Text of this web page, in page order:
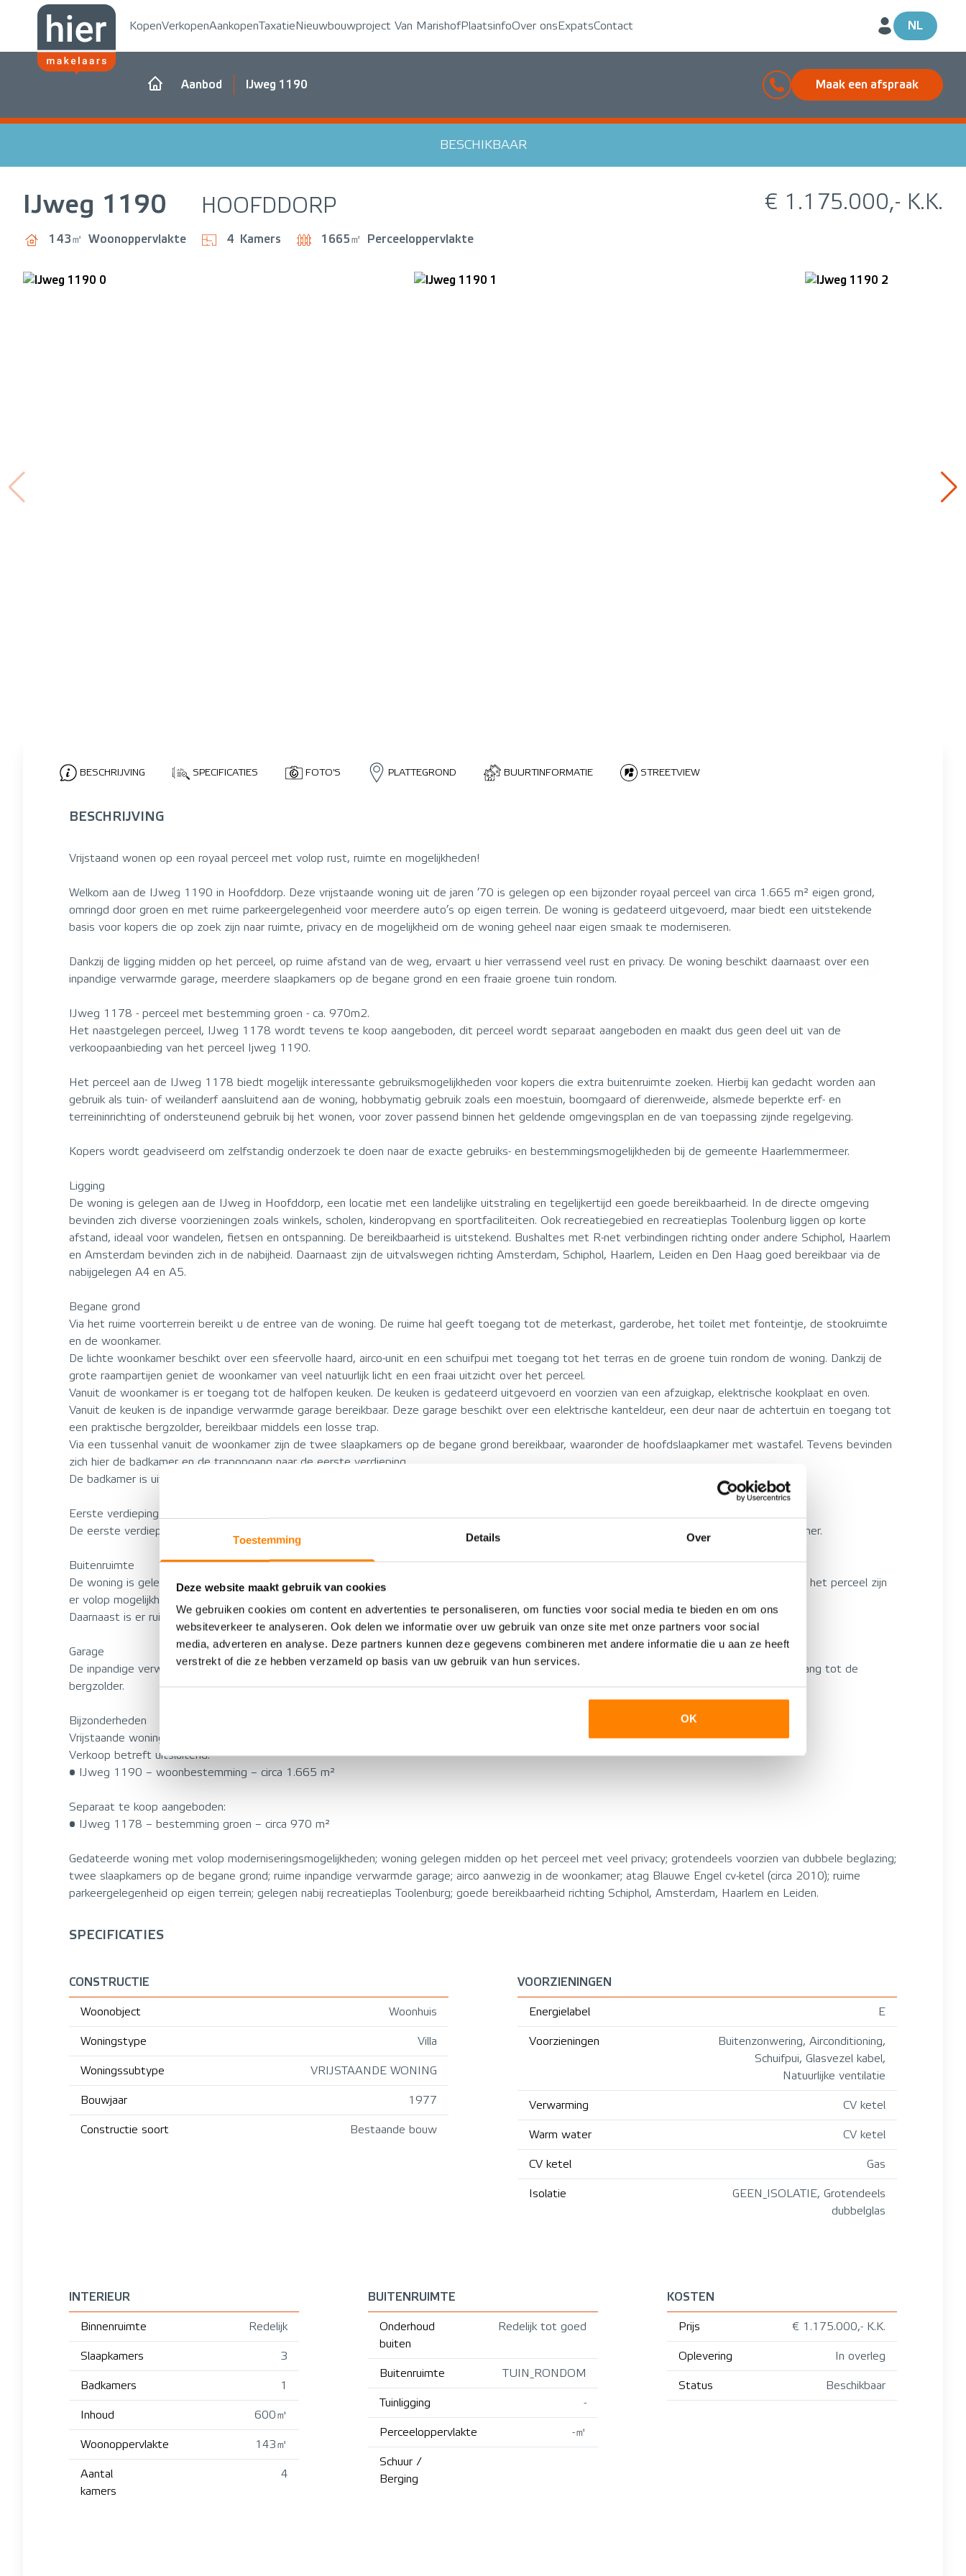
Toestemming Details Over
Deze website maakt gebruik van cookies
We gebruiken cookies om content en advertenties te personaliseren, om functies voor social media te bieden en om ons
websiteverkeer te analyseren. Ook delen we informatie over uw gebruik van onze site met onze partners voor social
media, adverteren en analyse. Deze partners kunnen deze gegevens combineren met andere informatie die u aan ze heeft
verstrekt of die ze hebben verzameld op basis van uw gebruik van hun services.
OK
Kopen VerkopenAankopenTaxatieNieuwbouwproject Van Marishof Plaatsinfo Over onsExpatsContact NL
Aanbod IJweg 1190 Maak een afspraak
BESCHIKBAAR
IJweg 1190 HOOFDDORP € 1.175.000,- K.K.
143㎡ Woonoppervlakte 4 Kamers 1665㎡ Perceeloppervlakte
BESCHRIJVING SPECIFICATIES FOTO'S PLATTEGROND BUURTINFORMATIE STREETVIEW
BESCHRIJVING
Vrijstaand wonen op een royaal perceel met volop rust, ruimte en mogelijkheden!
Welkom aan de IJweg 1190 in Hoofddorp. Deze vrijstaande woning uit de jaren ’70 is gelegen op een bijzonder royaal perceel van circa 1.665 m² eigen grond,
omringd door groen en met ruime parkeergelegenheid voor meerdere auto’s op eigen terrein. De woning is gedateerd uitgevoerd, maar biedt een uitstekende
basis voor kopers die op zoek zijn naar ruimte, privacy en de mogelijkheid om de woning geheel naar eigen smaak te moderniseren.
Dankzij de ligging midden op het perceel, op ruime afstand van de weg, ervaart u hier verrassend veel rust en privacy. De woning beschikt daarnaast over een
inpandige verwarmde garage, meerdere slaapkamers op de begane grond en een fraaie groene tuin rondom.
IJweg 1178 - perceel met bestemming groen - ca. 970m2.
Het naastgelegen perceel, IJweg 1178 wordt tevens te koop aangeboden, dit perceel wordt separaat aangeboden en maakt dus geen deel uit van de
verkoopaanbieding van het perceel Ijweg 1190.
Het perceel aan de IJweg 1178 biedt mogelijk interessante gebruiksmogelijkheden voor kopers die extra buitenruimte zoeken. Hierbij kan gedacht worden aan
gebruik als tuin- of weilanderf aansluitend aan de woning, hobbymatig gebruik zoals een moestuin, boomgaard of dierenweide, alsmede beperkte erf- en
terreininrichting of ondersteunend gebruik bij het wonen, voor zover passend binnen het geldende omgevingsplan en de van toepassing zijnde regelgeving.
Kopers wordt geadviseerd om zelfstandig onderzoek te doen naar de exacte gebruiks- en bestemmingsmogelijkheden bij de gemeente Haarlemmermeer.
Ligging
De woning is gelegen aan de IJweg in Hoofddorp, een locatie met een landelijke uitstraling en tegelijkertijd een goede bereikbaarheid. In de directe omgeving
bevinden zich diverse voorzieningen zoals winkels, scholen, kinderopvang en sportfaciliteiten. Ook recreatiegebied en recreatieplas Toolenburg liggen op korte
afstand, ideaal voor wandelen, fietsen en ontspanning. De bereikbaarheid is uitstekend. Bushaltes met R-net verbindingen richting onder andere Schiphol, Haarlem
en Amsterdam bevinden zich in de nabijheid. Daarnaast zijn de uitvalswegen richting Amsterdam, Schiphol, Haarlem, Leiden en Den Haag goed bereikbaar via de
nabijgelegen A4 en A5.
Begane grond
Via het ruime voorterrein bereikt u de entree van de woning. De ruime hal geeft toegang tot de meterkast, garderobe, het toilet met fonteintje, de stookruimte
en de woonkamer.
De lichte woonkamer beschikt over een sfeervolle haard, airco-unit en een schuifpui met toegang tot het terras en de groene tuin rondom de woning. Dankzij de
grote raampartijen geniet de woonkamer van veel natuurlijk licht en een fraai uitzicht over het perceel.
Vanuit de woonkamer is er toegang tot de halfopen keuken. De keuken is gedateerd uitgevoerd en voorzien van een afzuigkap, elektrische kookplaat en oven.
Vanuit de keuken is de inpandige verwarmde garage bereikbaar. Deze garage beschikt over een elektrische kanteldeur, een deur naar de achtertuin en toegang tot
een praktische bergzolder, bereikbaar middels een losse trap.
Via een tussenhal vanuit de woonkamer zijn de twee slaapkamers op de begane grond bereikbaar, waaronder de hoofdslaapkamer met wastafel. Tevens bevinden
zich hier de badkamer en de trapopgang naar de eerste verdieping.
De badkamer is uitgevoerd met een toilet, wastafel, douche, ligbad en aansluiting voor de wasmachine.
Eerste verdieping
De eerste verdieping beschikt over een royale overloop met veel bergruimte achter het knieschot. Daarnaast bevindt zich hier een ruime slaapkamer.
Buitenruimte
De woning is gelegen op een royaal perceel van circa 1.665 m² en wordt omringd door een groene tuin met volop privacy. Dankzij de omvang van het perceel zijn
er volop mogelijkheden voor tuinliefhebbers, hobbyisten of het creëren van meerdere zitplekken rondom de woning.
Daarnaast is er ruime parkeergelegenheid aanwezig op eigen terrein voor meerdere auto’s.
Garage
De inpandige verwarmde garage biedt volop praktische ruimte en is voorzien van een elektrische kanteldeur, een deur naar de achtertuin en toegang tot de
bergzolder.
Bijzonderheden
Vrijstaande woning op royaal perceel van circa 1.665 m²
Verkoop betreft uitsluitend:
• IJweg 1190 – woonbestemming – circa 1.665 m²
Separaat te koop aangeboden:
• IJweg 1178 – bestemming groen – circa 970 m²
Gedateerde woning met volop moderniseringsmogelijkheden; woning gelegen midden op het perceel met veel privacy; grotendeels voorzien van dubbele beglazing;
twee slaapkamers op de begane grond; ruime inpandige verwarmde garage; airco aanwezig in de woonkamer; atag Blauwe Engel cv-ketel (circa 2010); ruime
parkeergelegenheid op eigen terrein; gelegen nabij recreatieplas Toolenburg; goede bereikbaarheid richting Schiphol, Amsterdam, Haarlem en Leiden.
SPECIFICATIES
CONSTRUCTIE
Woonobject Woonhuis
Woningstype Villa
Woningssubtype VRIJSTAANDE WONING
Bouwjaar 1977
Constructie soort Bestaande bouw
VOORZIENINGEN
Energielabel E
Voorzieningen
Buitenzonwering, Airconditioning,
Schuifpui, Glasvezel kabel,
Natuurlijke ventilatie
Verwarming CV ketel
Warm water CV ketel
CV ketel Gas
Isolatie
GEEN_ISOLATIE, Grotendeels
dubbelglas
INTERIEUR
Binnenruimte Redelijk
Slaapkamers 3
Badkamers 1
Inhoud 600㎥
Woonoppervlakte 143㎡
Aantal
kamers
4
BUITENRUIMTE
Onderhoud
buiten
Redelijk tot goed
Buitenruimte TUIN_RONDOM
Tuinligging -
Perceeloppervlakte -㎡
Schuur /
Berging
KOSTEN
Prijs € 1.175.000,- K.K.
Oplevering In overleg
Status Beschikbaar